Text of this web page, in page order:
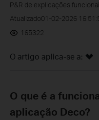
P&R de explicações
Atualizado01-02-2026
165322
O artigo aplica-se a:
O que é a
aplicação Deco?